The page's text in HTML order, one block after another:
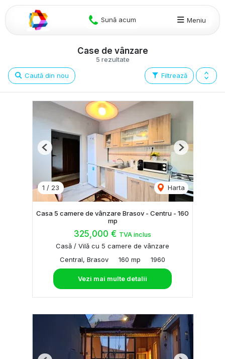
Sună acum Meniu
5 rezultate
Case de vânzare
Filtrează
Caută din nou
1 / 23 Harta
Previous Next
Casa 5 camere de vânzare Brasov - Centru - 160
mp
325,000 € TVA inclus
Casă / Vilă cu 5 camere de vânzare
Central, Brasov
160 mp 1960
Vezi mai multe detalii